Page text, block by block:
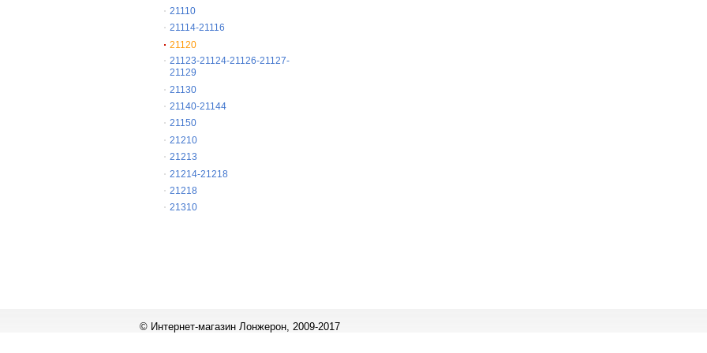
21110
21114-21116
21120
21123-21124-21126-21127-
21129
21130
21140-21144
21150
21210
21213
21214-21218
21218
21310
© Интернет-магазин Лонжерон, 2009-2017